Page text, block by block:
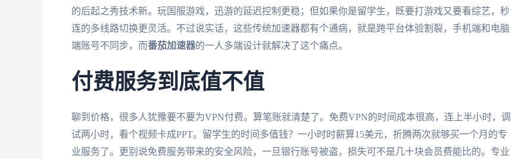
的后起之秀技术新。玩国服游戏，迅游的延迟控制更稳；但如果你是留学生，既要打游戏又要看综艺，秒
连的多线路切换更灵活。不过说实话，这些传统加速器都有个通病，就是跨平台体验割裂，手机端和电脑
端账号不同步，而番茄加速器的一人多端设计就解决了这个痛点。
付费服务到底值不值
聊到价格，很多人犹豫要不要为VPN付费。算笔账就清楚了。免费VPN的时间成本很高，连上半小时，调
试两小时，看个视频卡成PPT。留学生的时间多值钱？一小时时薪算15美元，折腾两次就够买一个月的专
业服务了。更别说免费服务带来的安全风险，一旦银行账号被盗，损失可不是几十块会员费能比的。专业